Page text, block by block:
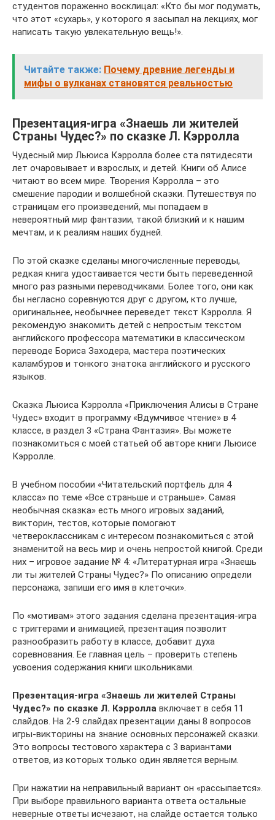
студентов пораженно восклицал: «Кто бы мог подумать,
что этот «сухарь», у которого я засыпал на лекциях, мог
написать такую увлекательную вещь!».
Читайте также: Почему древние легенды и
мифы о вулканах становятся реальностью
Презентация-игра «Знаешь ли жителей
Страны Чудес?» по сказке Л. Кэрролла
Чудесный мир Льюиса Кэрролла более ста пятидесяти
лет очаровывает и взрослых, и детей. Книги об Алисе
читают во всем мире. Творения Кэрролла – это
смешение пародии и волшебной сказки. Путешествуя по
страницам его произведений, мы попадаем в
невероятный мир фантазии, такой близкий и к нашим
мечтам, и к реалиям наших будней.
По этой сказке сделаны многочисленные переводы,
редкая книга удостаивается чести быть переведенной
много раз разными переводчиками. Более того, они как
бы негласно соревнуются друг с другом, кто лучше,
оригинальнее, необычнее переведет текст Кэрролла. Я
рекомендую знакомить детей с непростым текстом
английского профессора математики в классическом
переводе Бориса Заходера, мастера поэтических
каламбуров и тонкого знатока английского и русского
языков.
Сказка Льюиса Кэрролла «Приключения Алисы в Стране
Чудес» входит в программу «Вдумчивое чтение» в 4
классе, в раздел 3 «Страна Фантазия». Вы можете
познакомиться с моей статьей об авторе книги Льюисе
Кэрролле.
В учебном пособии «Читательский портфель для 4
класса» по теме «Все страньше и страньше». Самая
необычная сказка» есть много игровых заданий,
викторин, тестов, которые помогают
четвероклассникам с интересом познакомиться с этой
знаменитой на весь мир и очень непростой книгой. Среди
них – игровое задание № 4: «Литературная игра «Знаешь
ли ты жителей Страны Чудес?» По описанию определи
персонажа, запиши его имя в клеточки».
По «мотивам» этого задания сделана презентация-игра
с триггерами и анимацией, презентация позволит
разнообразить работу в классе, добавит духа
соревнования. Ее главная цель – проверить степень
усвоения содержания книги школьниками.
Презентация-игра «Знаешь ли жителей Страны
Чудес?» по сказке Л. Кэрролла включает в себя 11
слайдов. На 2-9 слайдах презентации даны 8 вопросов
игры-викторины на знание основных персонажей сказки.
Это вопросы тестового характера с 3 вариантами
ответов, из которых только один является верным.
При нажатии на неправильный вариант он «рассыпается».
При выборе правильного варианта ответа остальные
неверные ответы исчезают, на слайде остается только